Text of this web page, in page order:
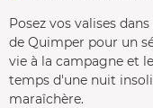
Posez vos valises
de Quimper pour un
vie à la campagne et
temps d'une nuit
maraîchère.